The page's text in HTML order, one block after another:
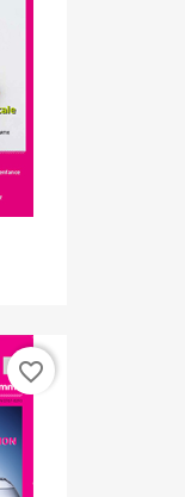
favorite_border